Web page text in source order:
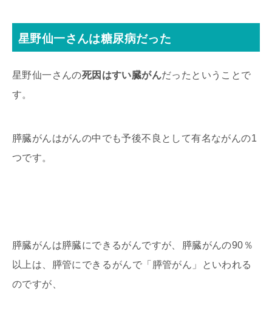
星野仙一さんは糖尿病だった
星野仙一さんの死因はすい臓がんだったということで
す。
膵臓がんはがんの中でも予後不良として有名ながんの1
つです。
膵臓がんは膵臓にできるがんですが、
膵臓がんの90％
以上は、膵管にできる がんで「膵管がん」といわれる
のですが、